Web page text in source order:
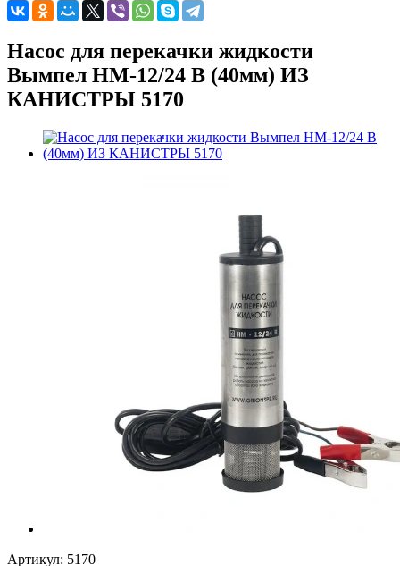
Насос для перекачки жидкости
Вымпел НМ-12/24 В (40мм) ИЗ
КАНИСТРЫ 5170
Артикул: 5170